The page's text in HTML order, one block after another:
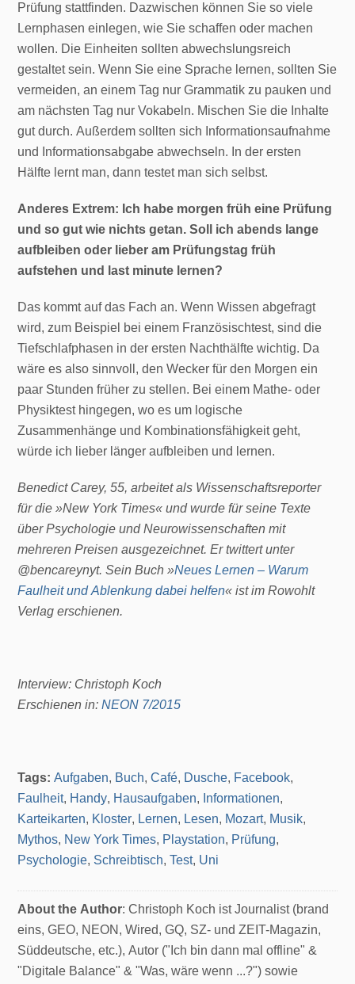
Prüfung stattfinden. Dazwischen können Sie so viele
Lernphasen einlegen, wie Sie schaffen oder machen
wollen. Die Einheiten sollten abwechslungsreich
gestaltet sein. Wenn Sie eine Sprache lernen, sollten Sie
vermeiden, an einem Tag nur Grammatik zu pauken und
am nächsten Tag nur Vokabeln. Mischen Sie die Inhalte
gut durch. Außerdem sollten sich Informationsaufnahme
und Informationsabgabe abwechseln. In der ersten
Hälfte lernt man, dann testet man sich selbst.
Anderes Extrem: Ich habe morgen früh eine Prüfung
und so gut wie nichts getan. Soll ich abends lange
aufbleiben oder lieber am Prüfungstag früh
aufstehen und last minute lernen?
Das kommt auf das Fach an. Wenn Wissen abgefragt
wird, zum Beispiel bei einem Französischtest, sind die
Tiefschlafphasen in der ersten Nachthälfte wichtig. Da
wäre es also sinnvoll, den Wecker für den Morgen ein
paar Stunden früher zu stellen. Bei einem Mathe- oder
Physiktest hingegen, wo es um logische
Zusammenhänge und Kombinationsfähigkeit geht,
würde ich lieber länger aufbleiben und lernen.
Benedict Carey, 55, arbeitet als Wissenschaftsreporter
für die »New York Times« und wurde für seine Texte
über Psychologie und Neurowissenschaften mit
mehreren Preisen ausgezeichnet. Er twittert unter
@bencareynyt. Sein Buch»Neues Lernen – Warum
Faulheit und Ablenkung dabei helfen« ist im Rowohlt
Verlag erschienen.
Interview: Christoph Koch
Erschienen in:NEON 7/2015
Tags:Aufgaben, Buch,Café, Dusche, Facebook,
Faulheit, Handy, Hausaufgaben, Informationen,
Karteikarten, Kloster, Lernen, Lesen, Mozart, Musik,
Mythos, New York Times, Playstation, Prüfung,
Psychologie, Schreibtisch,Test, Uni
About the Author: Christoph Koch ist Journalist (brand
eins, GEO, NEON, Wired, GQ, SZ- und ZEIT-Magazin,
Süddeutsche, etc.), Autor ("Ich bin dann mal offline" &
"Digitale Balance" & "Was, wäre wenn ...?") sowie